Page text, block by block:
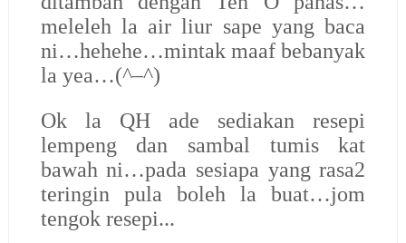
meleleh la air liur sape yang baca
ni…hehehe…mintak maaf bebanyak
la yea…(^–^)
Ok la QH ade sediakan resepi
lempeng dan sambal tumis kat
bawah ni…pada sesiapa yang rasa2
teringin pula boleh la buat…jom
tengok resepi...